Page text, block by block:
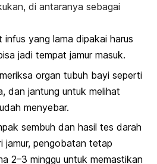
di antaranya sebagai
infus yang lama dipakai harus
jadi tempat jamur masuk.
organ tubuh bayi seperti
dan jantung untuk melihat
menyebar.
sembuh dan hasil tes darah
jamur, pengobatan tetap
2–3 minggu untuk memastikan